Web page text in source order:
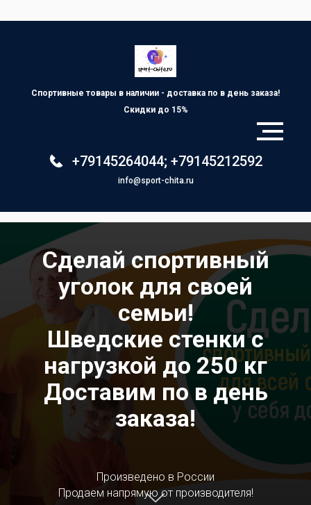
Спортивные товары в наличии - доставка по в день заказа!
Скидки до 15%
+79145264044; +79145212592
info@sport-chita.ru
Сделай спортивный
уголок для своей
семьи!
Шведские стенки c
нагрузкой до 250 кг
Доставим пов день
заказа!
Произведено в России
Продаем напрямую от производителя!